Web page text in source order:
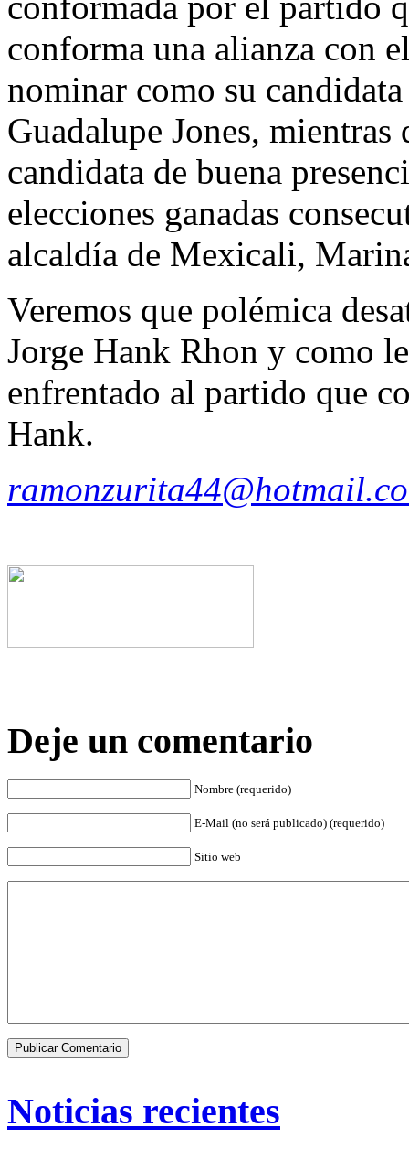
conforma una alianza con
nominar como su
Guadalupe Jones,
candidata de buena
elecciones ganadas
alcaldía de Mexicali,
Veremos que polémica
Jorge Hank Rhon y como
enfrentado al partido que
Hank.
Deje un comentario
Nombre (requerido)
E-Mail (no será publicado) (requerido)
Sitio web
Noticias recientes